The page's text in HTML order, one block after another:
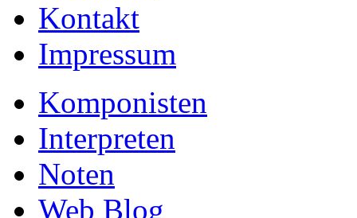
Kontakt
Impressum
Komponisten
Interpreten
Noten
Web Blog